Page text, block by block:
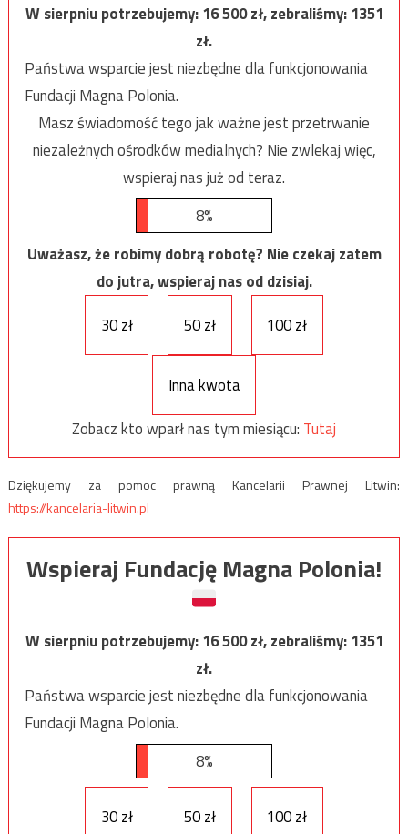
W sierpniu potrzebujemy:16 500zł, zebraliśmy:1351
zł.
Państwa wsparcie jest niezbędne dla funkcjonowania
Fundacji Magna Polonia.
Masz świadomość tego jak ważne jest przetrwanie
niezależnych ośrodków medialnych? Nie zwlekaj więc,
wspieraj nas już od teraz.
8%
Uważasz, że robimy dobrą robotę? Nie czekaj zatem
do jutra, wspieraj nas od dzisiaj.
30 zł
50 zł 100 zł
Inna kwota
Zobacz kto wparł nas tym miesiącu: Tutaj
Dziękujemy za pomoc prawną Kancelarii Prawnej Litwin:
https://kancelaria-litwin.pl
Wspieraj Fundację Magna Polonia!
W sierpniu potrzebujemy:16 500zł, zebraliśmy:1351
zł.
Państwa wsparcie jest niezbędne dla funkcjonowania
Fundacji Magna Polonia.
8%
30 zł 50 zł 100 zł